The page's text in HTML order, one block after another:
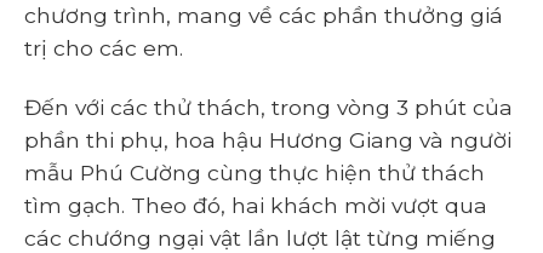
chương trình, mang về các phần thưởng giá
trị cho các em.
Đến với các thử thách, trong vòng 3 phút của
phần thi phụ, hoa hậu Hương Giang và người
mẫu Phú Cường cùng thực hiện thử thách
tìm gạch. Theo đó, hai khách mời vượt qua
các chướng ngại vật lần lượt lật từng miếng